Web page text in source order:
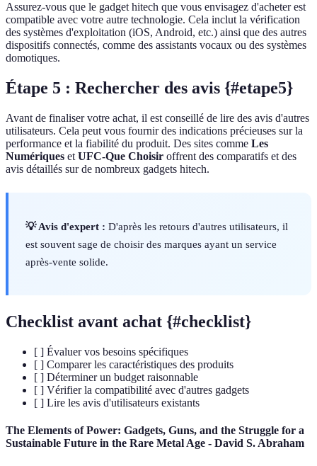
Assurez-vous que le gadget hitech que vous envisagez d'acheter est
compatible avec votre autre technologie. Cela inclut la vérification
des systèmes d'exploitation (iOS, Android, etc.) ainsi que des autres
dispositifs connectés, comme des assistants vocaux ou des systèmes
domotiques.
Étape 5 : Rechercher des avis {#etape5}
Avant de finaliser votre achat, il est conseillé de lire des avis d'autres
utilisateurs. Cela peut vous fournir des indications précieuses sur la
performance et la fiabilité du produit. Des sites comme Les
Numériques et UFC-Que Choisir offrent des comparatifs et des
avis détaillés sur de nombreux gadgets hitech.
💡 Avis d'expert : D'après les retours d'autres utilisateurs, il
est souvent sage de choisir des marques ayant un service
après-vente solide.
Checklist avant achat {#checklist}
[ ] Évaluer vos besoins spécifiques
[ ] Comparer les caractéristiques des produits
[ ] Déterminer un budget raisonnable
[ ] Vérifier la compatibilité avec d'autres gadgets
[ ] Lire les avis d'utilisateurs existants
The Elements of Power: Gadgets, Guns, and the Struggle for a
Sustainable Future in the Rare Metal Age - David S. Abraham